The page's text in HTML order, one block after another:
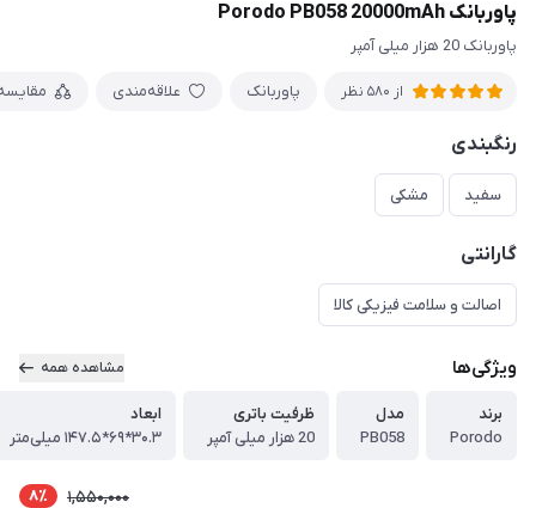
پاوربانک Porodo PB058 20000mAh
پاوربانک 20 هزار میلی آمپر
از 580 نظر پاوربانک علاقه‌مندی
رنگبندی
سفید مشکی
گارانتی
اصالت و سلامت فیزیکی کالا
ویژگی‌ها مشاهده همه
برند
Porodo
مدل
PB058
ظرفیت باتری
20 هزار میلی آمپر
ابعاد
۳۰.۳*۶۹*۱۴۷.۵ میلی‌متر
1,550,000 8٪